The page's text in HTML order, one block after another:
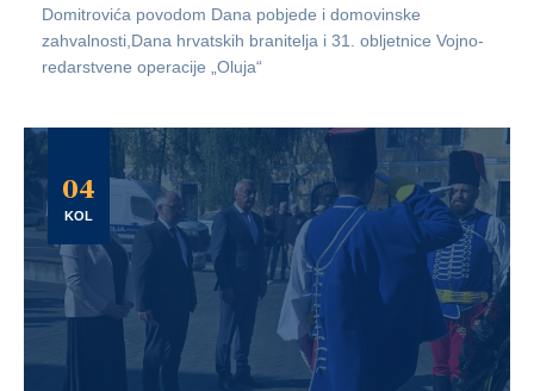
Domitrovića povodom Dana pobjede i domovinske
zahvalnosti,Dana hrvatskih branitelja i 31. obljetnice Vojno-
redarstvene operacije „Oluja“
04
KOL